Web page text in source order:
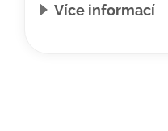
Více informací